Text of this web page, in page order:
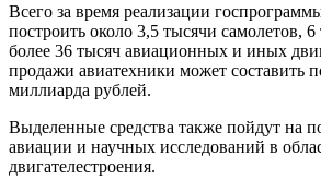
Всего за время реализации
построить около 3,5 тысячи самолетов, 6
более 36 тысяч авиационных и иных
продажи авиатехники может составить
миллиарда рублей.
Выделенные средства также пойдут на
авиации и научных исследований в
двигателестроения.